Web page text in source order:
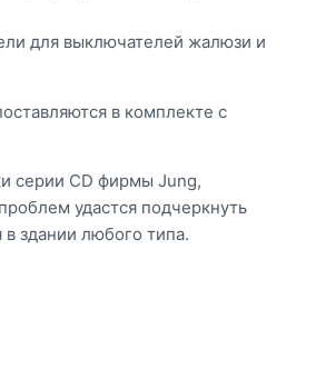
для выключателей жалюзи и
в комплекте с
серии CD фирмы Jung,
удастся подчеркнуть
здании любого типа.